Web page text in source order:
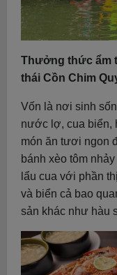
Thưởng thức ẩm
thái Cồn Chim
Vốn là nơi sinh
nước lợ, cua biển,
món ăn tươi ngon
bánh xèo tôm
lẩu cua với phần
và biển cả bao
sản khác như hàu